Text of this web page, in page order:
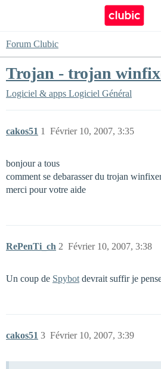
Forum Clubic
Trojan - trojan
Logiciel & apps Logiciel Général
cakos51 Février 10, 2007, 3:35
1
bonjour a tous
comment se debarasser du trojan
merci pour votre aide
RePenTi_ch Février 10, 2007, 3:38
2
Un coup de Spybot devrait suffir je
cakos51 Février 10, 2007, 3:39
3